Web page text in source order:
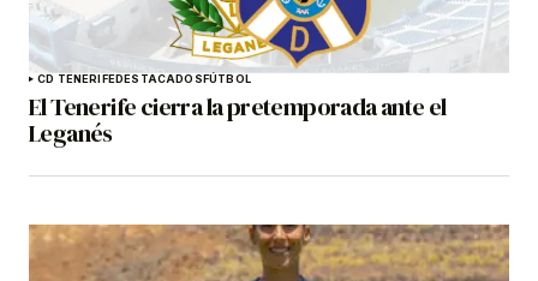
CD TENERIFEDESTACADOSFÚTBOL
El Tenerife cierra la pretemporada ante el
Leganés